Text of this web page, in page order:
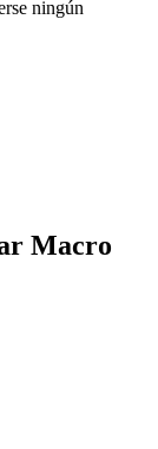
ningún
Macro